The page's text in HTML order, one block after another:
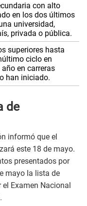
con alto
en los dos últimos
universidad,
privada o pública.
superiores hasta
ciclo en
en carreras
han iniciado.
de
informó que el
este 18 de mayo.
presentados por
mayo la lista de
Examen Nacional